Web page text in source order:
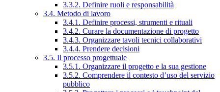
3.3.2. Definire ruoli e responsabilità
3.4. Metodo di lavoro
3.4.1. Definire processi, strumenti e rituali
3.4.2. Curare la documentazione di progetto
3.4.3. Organizzare tavoli tecnici collaborativi
3.4.4. Prendere decisioni
3.5. Il processo progettuale
3.5.1. Organizzare il progetto e la sua gestione
3.5.2. Comprendere il contesto d’uso del servizio
pubblico